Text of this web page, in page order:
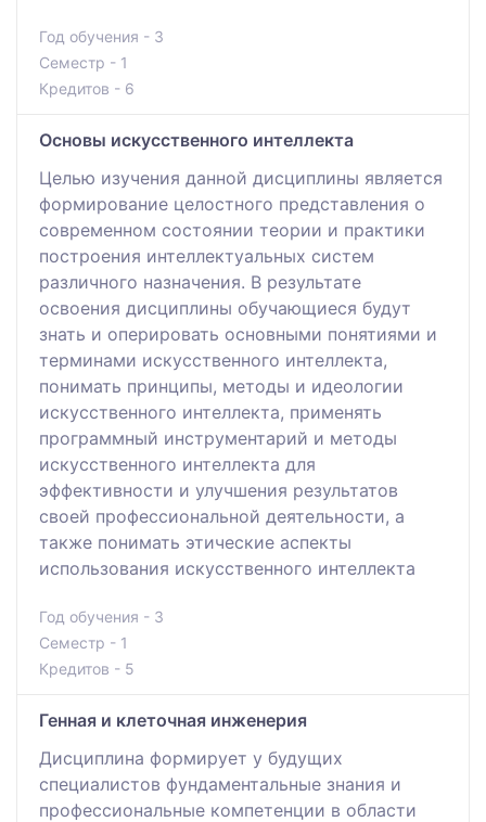
Год обучения - 3
Семестр - 1
Кредитов - 6
Основы искусственного интеллекта
Целью изучения данной дисциплины является
формирование целостного представления о
современном состоянии теории и практики
построения интеллектуальных систем
различного назначения. В результате
освоения дисциплины обучающиеся будут
знать и оперировать основными понятиями и
терминами искусственного интеллекта,
понимать принципы, методы и идеологии
искусственного интеллекта, применять
программный инструментарий и методы
искусственного интеллекта для
эффективности и улучшения результатов
своей профессиональной деятельности, а
также понимать этические аспекты
использования искусственного интеллекта
Год обучения - 3
Семестр - 1
Кредитов - 5
Генная и клеточная инженерия
Дисциплина формирует у будущих
специалистов фундаментальные знания и
профессиональные компетенции в области